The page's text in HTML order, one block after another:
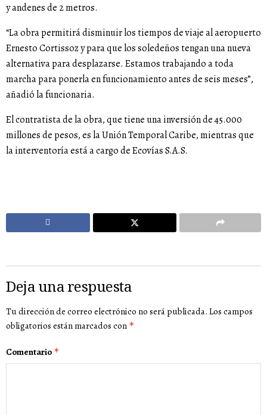
y andenes de 2 metros.
“La obra permitirá disminuir los tiempos de viaje al aeropuerto
Ernesto Cortissoz y para que los soledeños tengan una nueva
alternativa para desplazarse. Estamos trabajando a toda
marcha para ponerla en funcionamiento antes de seis meses”,
añadió la funcionaria.
El contratista de la obra, que tiene una inversión de 45.000
millones de pesos, es la Unión Temporal Caribe, mientras que
la interventoría está a cargo de Ecovías S.A.S.
Deja una respuesta
Tu dirección de correo electrónico no será publicada. Los campos
obligatorios están marcados con *
Comentario *